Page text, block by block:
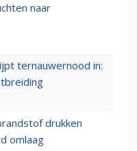
naar
ternauwernood in:
drukken
omlaag